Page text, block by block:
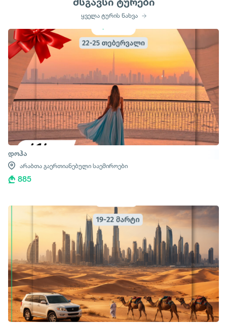
ყველა ტურის ნახვა
დოჰა
არაბთა გაერთიანებული საემიროები
885